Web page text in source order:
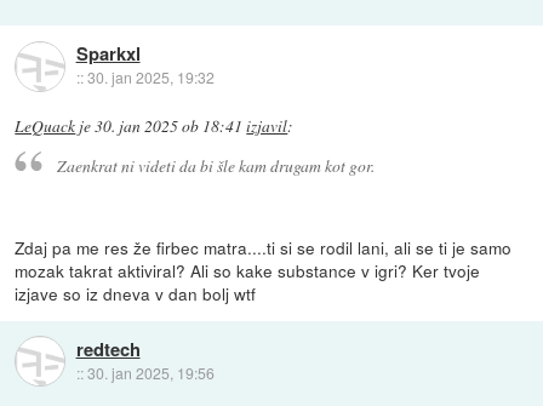
Sparkxl
::30. jan 2025, 19:32
LeQuack je30. jan 2025 ob 18:41 izjavil:
Zaenkrat ni videti da bi šle kam drugam kot gor.
Zdaj pa me res že firbec matra....ti si se rodil lani, ali se ti je samo
mozak takrat aktiviral? Ali so kake substance v igri? Ker tvoje
izjave so iz dneva v dan bolj wtf
redtech
::30. jan 2025, 19:56